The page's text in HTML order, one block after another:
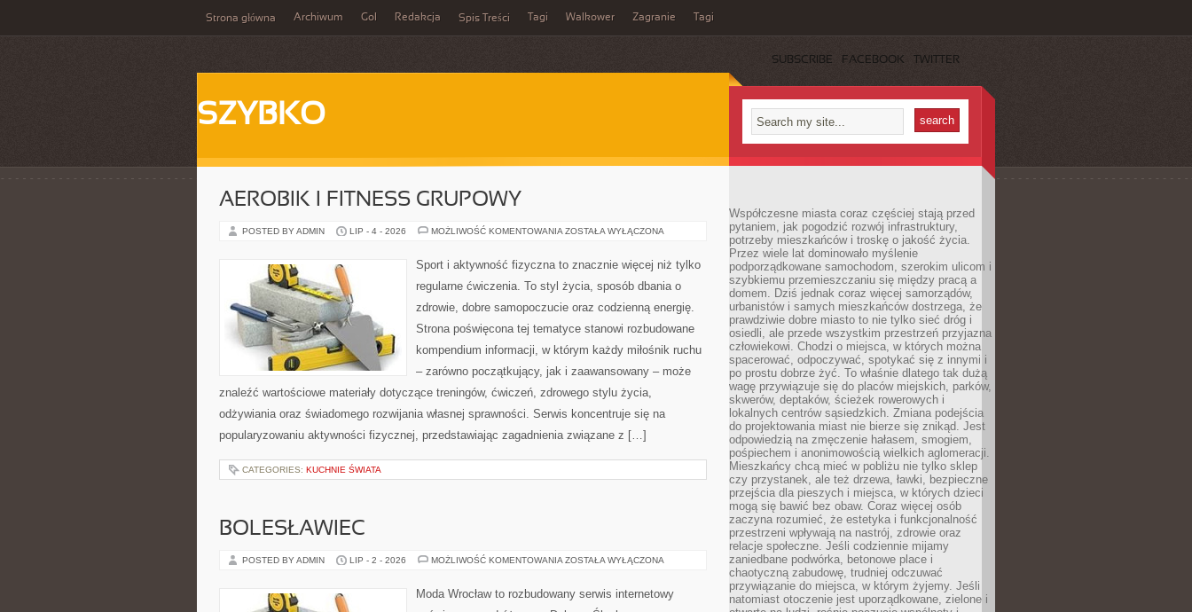
Strona główna Archiwum Gol Redakcja Spis Treści Tagi Walkower Zagranie Tagi
SUBSCRIBE FACEBOOK TWITTER
SZYBKO
AEROBIK I FITNESS GRUPOWY
POSTED BY ADMIN LIP - 4 - 2026 MOŻLIWOŚĆ KOMENTOWANIA AEROBIK
GRUPOWY
ZOSTAŁA WYŁĄCZONA
Sport i aktywność fizyczna to znacznie więcej niż tylko
regularne ćwiczenia. To styl życia, sposób dbania o
zdrowie, dobre samopoczucie oraz codzienną energię.
Strona poświęcona tej tematyce stanowi rozbudowane
kompendium informacji, w którym każdy miłośnik ruchu
– zarówno początkujący, jak i zaawansowany – może
znaleźć wartościowe materiały dotyczące treningów, ćwiczeń, zdrowego stylu życia,
odżywiania oraz świadomego rozwijania własnej sprawności. Serwis koncentruje się na
popularyzowaniu aktywności fizycznej, przedstawiając zagadnienia związane z […]
CATEGORIES: KUCHNIE ŚWIATA
BOLESŁAWIEC
POSTED BY ADMIN LIP - 2 - 2026 MOŻLIWOŚĆ KOMENTOWANIA BOLESŁAWIEC
ZOSTAŁA WYŁĄCZONA
Moda Wrocław to rozbudowany serwis internetowy
Współczesne miasta coraz częściej stają przed
pytaniem, jak pogodzić rozwój infrastruktury,
potrzeby mieszkańców i troskę o jakość życia.
Przez wiele lat dominowało myślenie
podporządkowane samochodom, szerokim ulicom i
szybkiemu przemieszczaniu się między pracą a
domem. Dziś jednak coraz więcej samorządów,
urbanistów i samych mieszkańców dostrzega, że
prawdziwie dobre miasto to nie tylko sieć dróg i
osiedli, ale przede wszystkim przestrzeń przyjazna
człowiekowi. Chodzi o miejsca, w których można
spacerować, odpoczywać, spotykać się z innymi i
po prostu dobrze żyć. To właśnie dlatego tak dużą
wagę przywiązuje się do placów miejskich, parków,
skwerów, deptaków, ścieżek rowerowych i
lokalnych centrów sąsiedzkich. Zmiana podejścia
do projektowania miast nie bierze się znikąd. Jest
odpowiedzią na zmęczenie hałasem, smogiem,
pośpiechem i anonimowością wielkich aglomeracji.
Mieszkańcy chcą mieć w pobliżu nie tylko sklep
czy przystanek, ale też drzewa, ławki, bezpieczne
przejścia dla pieszych i miejsca, w których dzieci
mogą się bawić bez obaw. Coraz więcej osób
zaczyna rozumieć, że estetyka i funkcjonalność
przestrzeni wpływają na nastrój, zdrowie oraz
relacje społeczne. Jeśli codziennie mijamy
zaniedbane podwórka, betonowe place i
chaotyczną zabudowę, trudniej odczuwać
przywiązanie do miejsca, w którym żyjemy. Jeśli
natomiast otoczenie jest uporządkowane, zielone i